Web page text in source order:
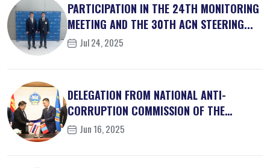
PARTICIPATION IN THE 24TH MONITORING
MEETING AND THE 30TH ACN STEERING...
Jul 24, 2025
DELEGATION FROM NATIONAL ANTI-
CORRUPTION COMMISSION OF THE
KINGDOM OF ...
Jun 16, 2025